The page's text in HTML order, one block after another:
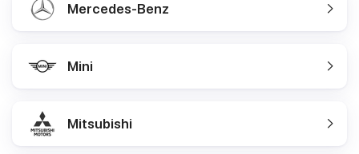
Mercedes-Benz
Mini
Mitsubishi